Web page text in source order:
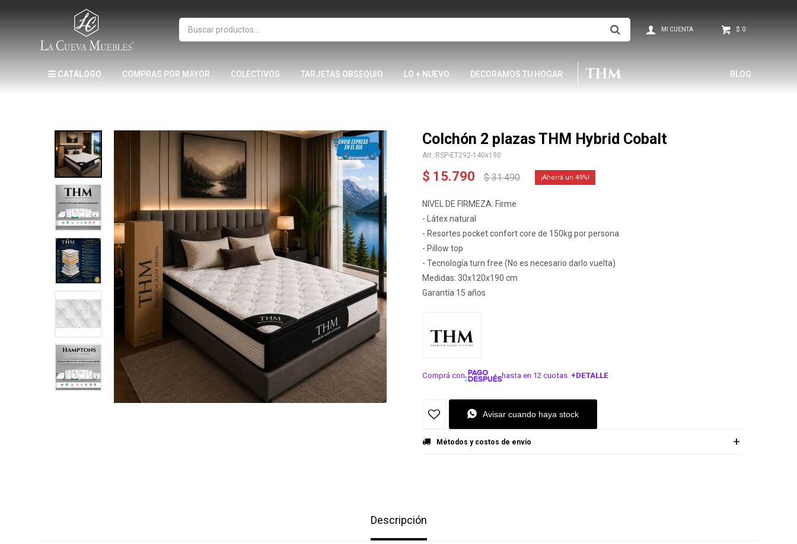
CATÁLOGO COMPRAS POR MAYOR COLECTIVOS TARJETAS OBSEQUIO LO + NUEVO DECORAMOS TU HOGAR BLOG
$ 0
Colchón 2 plazas THM Hybrid Cobalt
RSP-ET292-140x190
$ 15.790 $ 31.490 49
NIVEL DE FIRMEZA: Firme
- Látex natural
- Resortes pocket confort core de 150kg por persona
- Pillow top
- Tecnología turn free (No es necesario darlo vuelta)
Medidas: 30x120x190 cm
Garantía 15 años
Comprá con hasta en 12 cuotas +DETALLE
¡ME INTERESA!
Avisar cuando haya stock
Métodos y costos de envío
Descripción